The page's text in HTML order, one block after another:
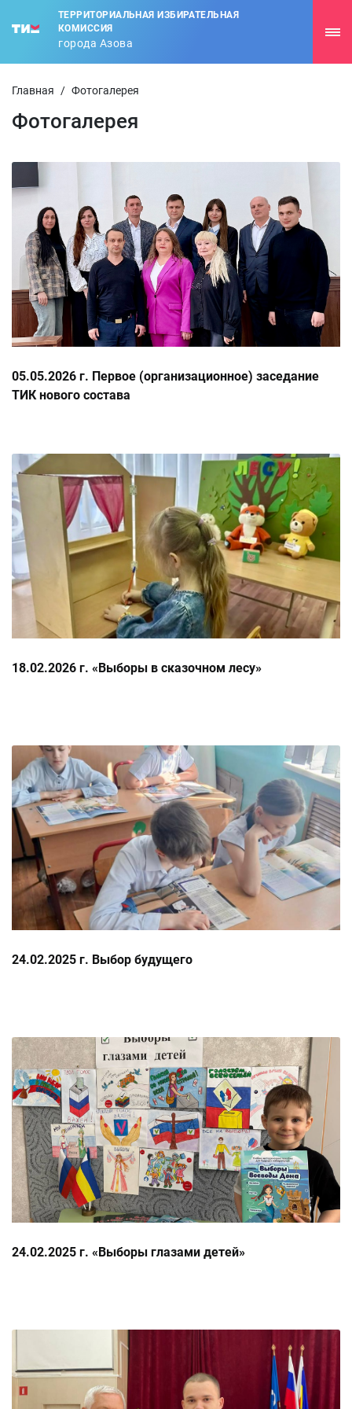
ТЕРРИТОРИАЛЬНАЯ ИЗБИРАТЕЛЬНАЯ
КОМИССИЯ
города Азова
Главная / Фотогалерея
Фотогалерея
05.05.2026 г. Первое (организационное) заседание
ТИК нового состава
18.02.2026 г. «Выборы в сказочном лесу»
24.02.2025 г. Выбор будущего
24.02.2025 г. «Выборы глазами детей»